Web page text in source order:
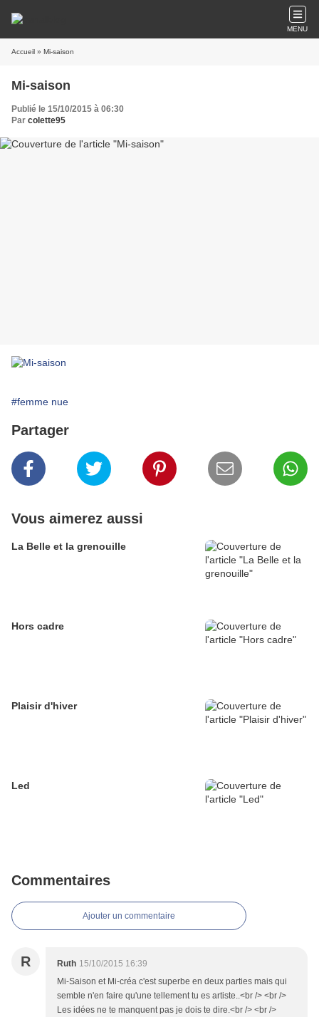
MENU
Accueil » Mi-saison
Mi-saison
Publié le 15/10/2015 à 06:30
Par colette95
#femme nue
Partager
Vous aimerez aussi
La Belle et la grenouille
Hors cadre
Plaisir d'hiver
Led
Commentaires
Ajouter un commentaire
R Ruth 15/10/2015 16:39
Mi-Saison et Mi-créa c'est superbe en deux parties mais qui
semble n'en faire qu'une tellement tu es artiste..<br /> <br />
Les idées ne te manquent pas je dois te dire.<br /> <br />